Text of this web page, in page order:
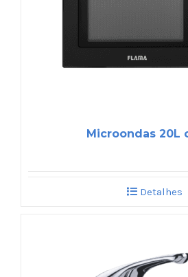
Microondas 20L
Detalhes